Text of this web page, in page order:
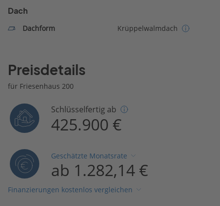
Dach
Dachform Krüppelwalmdach
Preisdetails
für Friesenhaus 200
Schlüsselfertig ab
425.900 €
Geschätzte Monatsrate
ab 1.282,14 €
Finanzierungen kostenlos vergleichen